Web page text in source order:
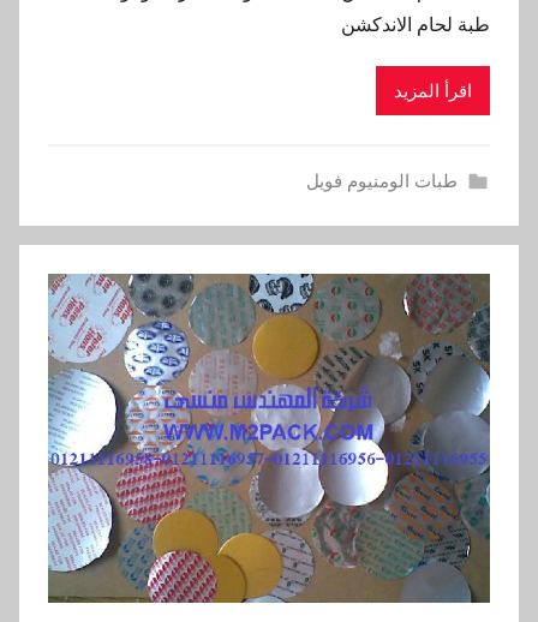
طبة لحام الاندكشن
اقرأ المزيد
طبات الومنيوم فويل